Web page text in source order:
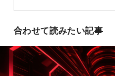
合わせて読みたい記事